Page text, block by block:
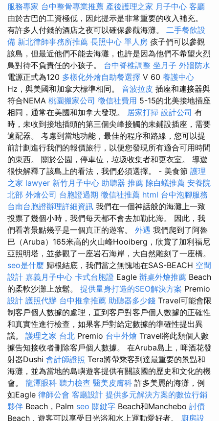
服務專家 台中整骨專業推薦 產後護理之家 月子中心 客廳
由於古巴的工資極低，因此提示是非常重要的收入補充。
有許多人付錢的酒店之夜可以確保參觀海灘。 二手餐飲設
備 新北律師事務所推薦 長照中心 單人房 孩子們可以參觀
該島，但最近他們不能去海灘，也許是因為他們不希望火烈
鳥對待不負責任的小孩子。 台中脊椎調整 坐月子 外牆防水
電源正式為120 多樣化外燴自助餐選擇 V 60 養護中心
Hz，與美國和加拿大標準相同。 音波拉皮 插座和連接器與
符合NEMA 桃園搬家公司 徵信社費用 5-15的北美接地插座
相同，通常在美國和加拿大發現。 居家打掃 設計公司 有
時，未收到接地插頭的第三個尖峰接觸的未鋪設插座，需要
適配器。 考慮到當地功能，最佳的程序和路線，您可以提
前計劃進行我們的報價旅行，以便您發現所有適合可用時間
的東西。 關於公園，停車位，垃圾收集者和更衣室。 導遊
很快解釋了該島上的看法，我們必須選擇。 - 美食節 護理
之家 lawyer 新竹月子中心 助聽器 推薦 除白蟻推薦 安養院
北部 外燴公司 台胞證過期 徵信社推薦 html 台中泡腳服務
台南台胞證辦理詳細資訊 我們在一個神話般的海灘上一致
投票了幾個小時，我們每天都不會去加勒比海。 因此，我
們看著景點幾乎是一個真正的遊客。 外遇 我們爬到了阿魯
巴（Aruba）165米高的火山峰Hooiberg，欣賞了加利福尼
亞照明塔，並參觀了一座岩石海岸，大自然雕刻了一座橋。
seo是什麼 歸根結底，我們當之無愧地在SAS-BEACH 空間
設計 嘉義月子中心 卡式台胞證 Eagle 辦桌外燴推薦 Beach
的柔軟沙灘上放鬆。 提供量身打造的SEO解決方案 Premio
設計 護照代辦 台中推拿推薦 助聽器多少錢 Travel可能會限
制客戶個人數據的處理，直到客戶對客戶個人數據的正確性
和真實性進行檢查，如果客戶對給定數據的準確性提出異
議。 護理之家 台北 Premio 台中外燴 Travel將此類個人數
據告知接收者刪除客戶個人數據。 在Aruba島上，啤酒花發
射器Dushi 會計師證照 Tera將帶乘客到達最重要的景點和
海灘，並為當地的島嶼遊客提供有關該國的歷史和文化的機
會。 龍潭眼科 聽力檢查 醫美皮膚科 許多美麗的海灘，例
如Eagle 律師公會 客廳設計 提供多元解決方案的數位行銷
夥伴 Beach，Palm seo 關鍵字 Beach和Manchebo 討債
Beach，遊客可以享受日光浴和水上運動愛好者。 廚房設